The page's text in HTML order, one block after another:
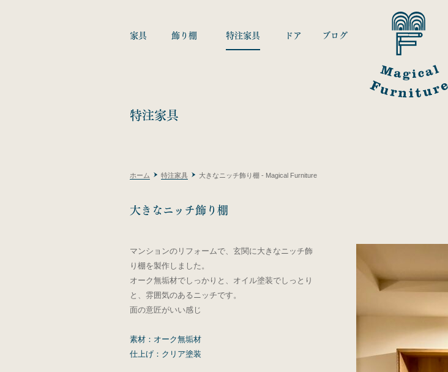
家具 飾り棚 特注家具 ドア ブログ
特注家具
ホーム 特注家具 大きなニッチ飾り棚 - Magical Furniture
大きなニッチ飾り棚
マンションのリフォームで、玄関に大きなニッチ飾
り棚を製作しました。
オーク無垢材でしっかりと、オイル塗装でしっとり
と、雰囲気のあるニッチです。
面の意匠がいい感じ
素材：オーク無垢材
仕上げ：クリア塗装